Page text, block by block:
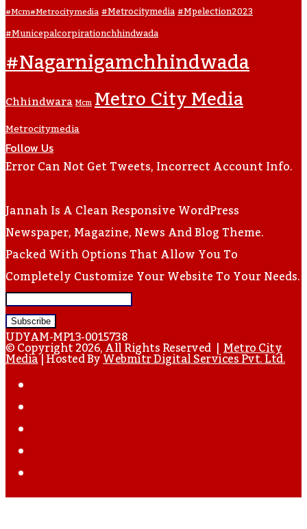
#mcm#metrocitymedia#metrocitymedia#mpelection2023
#municepalcorpirationchhindwada
#nagarnigamchhindwada
ChhindwaraMcmMetro City Media
Metrocitymedia
Follow Us
Error Can Not Get Tweets, Incorrect Account Info.
Jannah Is A Clean Responsive WordPress
Newspaper, Magazine, News And Blog Theme.
Packed With Options That Allow You To
Completely Customize Your Website To Your Needs.
Enter
Your
Email
Address
UDYAM-MP13-0015738
© Copyright 2026, All Rights Reserved |Metro City
Media| Hosted ByWebmitr Digital Services Pvt. Ltd.